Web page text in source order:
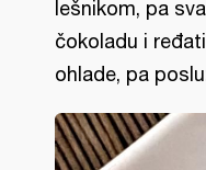
lešnikom, pa
čokoladu i
ohlade, pa